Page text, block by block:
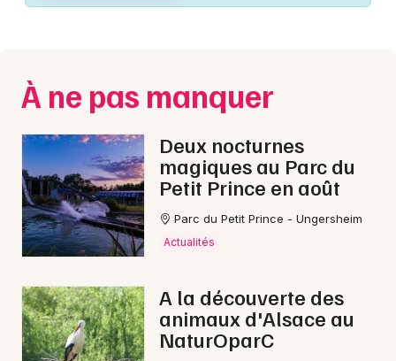
Foires & salons
Concerts
Sports
Soirées
Sorties famille
Sorties & loisirs
Montagne dans le Doubs
Nice
Paris
Strasbourg
Toulouse
Toutes les villes
À ne pas manquer
Deux nocturnes
magiques au Parc du
Petit Prince en août
Parc du Petit Prince - Ungersheim
Actualités
A la découverte des
animaux d'Alsace au
NaturOparC